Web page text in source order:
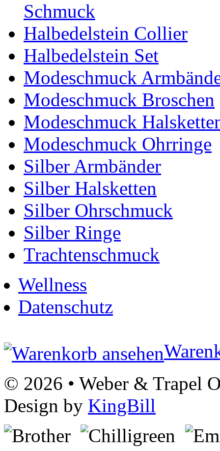
Schmuck
Halbedelstein Collier
Halbedelstein Set
Modeschmuck
Modeschmuck Broschen
Modeschmuck
Modeschmuck Ohrringe
Silber Armbänder
Silber Halsketten
Silber Ohrschmuck
Silber Ringe
Trachtenschmuck
Wellness
Datenschutz
© 2026 • Weber & Trapel
Design by KingBill